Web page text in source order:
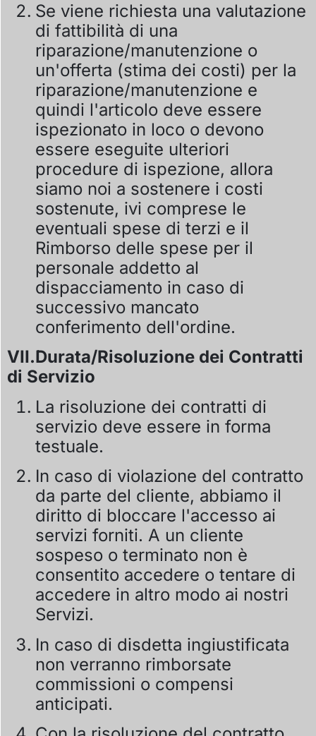
Se viene richiesta una valutazione
di fattibilità di una
riparazione/manutenzione o
un'offerta (stima dei costi) per la
riparazione/manutenzione e
quindi l'articolo deve essere
ispezionato in loco o devono
essere eseguite ulteriori
procedure di ispezione, allora
siamo noi a sostenere i costi
sostenute, ivi comprese le
eventuali spese di terzi e il
Rimborso delle spese per il
personale addetto al
dispacciamento in caso di
successivo mancato
conferimento dell'ordine.
VII.Durata/Risoluzione dei Contratti
di Servizio
La risoluzione dei contratti di
servizio deve essere in forma
testuale.
In caso di violazione del contratto
da parte del cliente, abbiamo il
diritto di bloccare l'accesso ai
servizi forniti. A un cliente
sospeso o terminato non è
consentito accedere o tentare di
accedere in altro modo ai nostri
Servizi.
In caso di disdetta ingiustificata
non verranno rimborsate
commissioni o compensi
anticipati.